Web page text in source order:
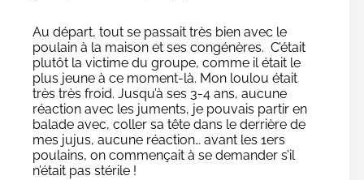
Au départ, tout se passait très bien avec le
poulain à la maison et ses congénères. C’était
plutôt la victime du groupe, comme il était le
plus jeune à ce moment-là. Mon loulou était
très très froid. Jusqu’à ses 3-4 ans, aucune
réaction avec les juments, je pouvais partir en
balade avec, coller sa tête dans le derrière de
mes jujus, aucune réaction… avant les 1ers
poulains, on commençait à se demander s’il
n’était pas stérile !